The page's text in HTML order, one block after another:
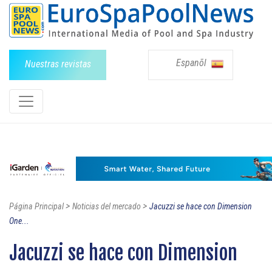
Nuestras revistas Espanõl
Página Principal> Noticias del mercado > Jacuzzi se hace con Dimension
One...
Jacuzzi se hace con Dimension